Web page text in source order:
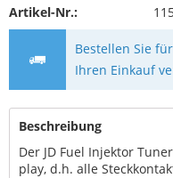
Artikel-Nr.:
Bestellen Sie
Ihren Einkauf
Beschreibung
Der JD Fuel Injektor
play, d.h. alle